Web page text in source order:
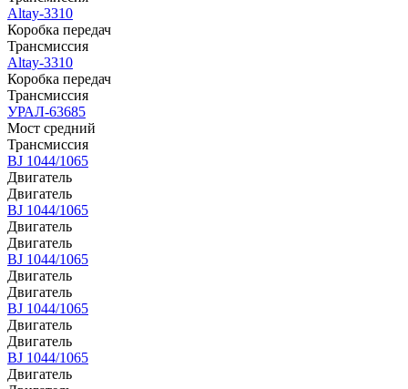
Altay-3310
Коробка передач
Трансмиссия
Altay-3310
Коробка передач
Трансмиссия
УРАЛ-63685
Мост средний
Трансмиссия
BJ 1044/1065
Двигатель
Двигатель
BJ 1044/1065
Двигатель
Двигатель
BJ 1044/1065
Двигатель
Двигатель
BJ 1044/1065
Двигатель
Двигатель
BJ 1044/1065
Двигатель